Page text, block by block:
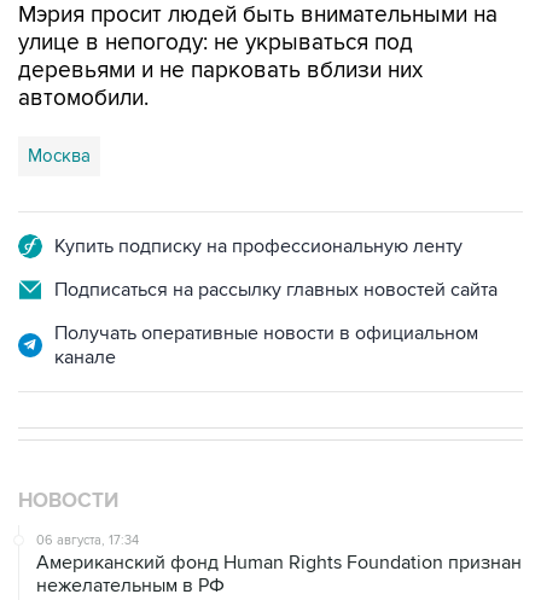
Мэрия просит людей быть внимательными на
улице в непогоду: не укрываться под
деревьями и не парковать вблизи них
автомобили.
Москва
Купить подписку на профессиональную ленту
Подписаться на рассылку главных новостей сайта
Получать оперативные новости в официальном
канале
НОВОСТИ
06 августа, 17:34
Американский фонд Human Rights Foundation признан
нежелательным в РФ